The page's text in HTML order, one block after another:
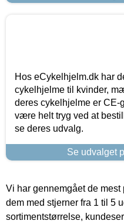
Hos eCykelhjelm.dk har
cykelhjelme til kvinder,
deres cykelhjelme er CE-
være helt tryg ved at
se deres udvalg.
Se udvalget
Vi har gennemgået de
dem med stjerner fra 1 til 5
sortimentstørrelse,